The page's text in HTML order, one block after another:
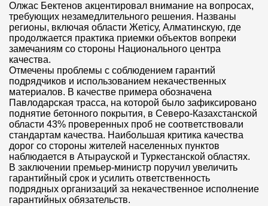
Олжас Бектенов акцентировал внимание на вопросах,
требующих незамедлительного решения. Названы
регионы, включая области Жетiсу, Алматинскую, где
продолжается практика приемки объектов вопреки
замечаниям со стороны Национального центра
качества.
Отмечены проблемы с соблюдением гарантий
подрядчиков и использованием некачественных
материалов. В качестве примера обозначена
Павлодарская трасса, на которой было зафиксировано
поднятие бетонного покрытия, в Северо-Казахстанской
области 43% проверенных проб не соответствовали
стандартам качества. Наибольшая критика качества
дорог со стороны жителей населенных пунктов
наблюдается в Атырауской и Туркестанской областях.
В заключении премьер-министр поручил увеличить
гарантийный срок и усилить ответственность
подрядных организаций за некачественное исполнение
гарантийных обязательств.